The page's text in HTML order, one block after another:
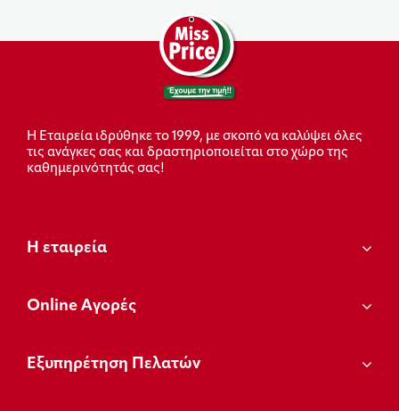
Η Εταιρεία ιδρύθηκε το 1999, με σκοπό να καλύψει όλες
τις ανάγκες σας και δραστηριοποιείται στο χώρο της
καθημερινότητάς σας!
Η εταιρεία
Οnline Αγορές
Εξυπηρέτηση Πελατών